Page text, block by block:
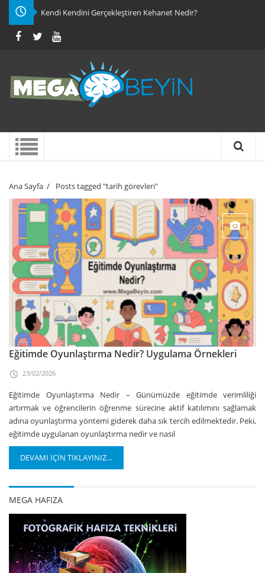
Kendi Kendini Gerçekleştiren Kehanet Nedir?
Ana Sayfa / Posts tagged "tarih görevleri"
Eğitimde Oyunlaştırma Nedir? Uygulama Örnekleri
23/02/2026
Eğitimde Oyunlaştırma Nedir – Günümüzde eğitimde verimliliği
artırmak ve öğrencilerin öğrenme sürecine aktif katılımını sağlamak
adına oyunlaştırma yöntemi giderek daha sık tercih edilmektedir. Peki,
eğitimde uygulanan oyunlaştırma nedir ve nasıl
DEVAMI İÇİN TIKLAYINIZ…
MEGA HAFIZA